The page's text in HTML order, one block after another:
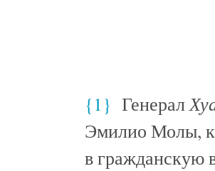
{1} Генерал
Эмилио Молы,
в гражданскую